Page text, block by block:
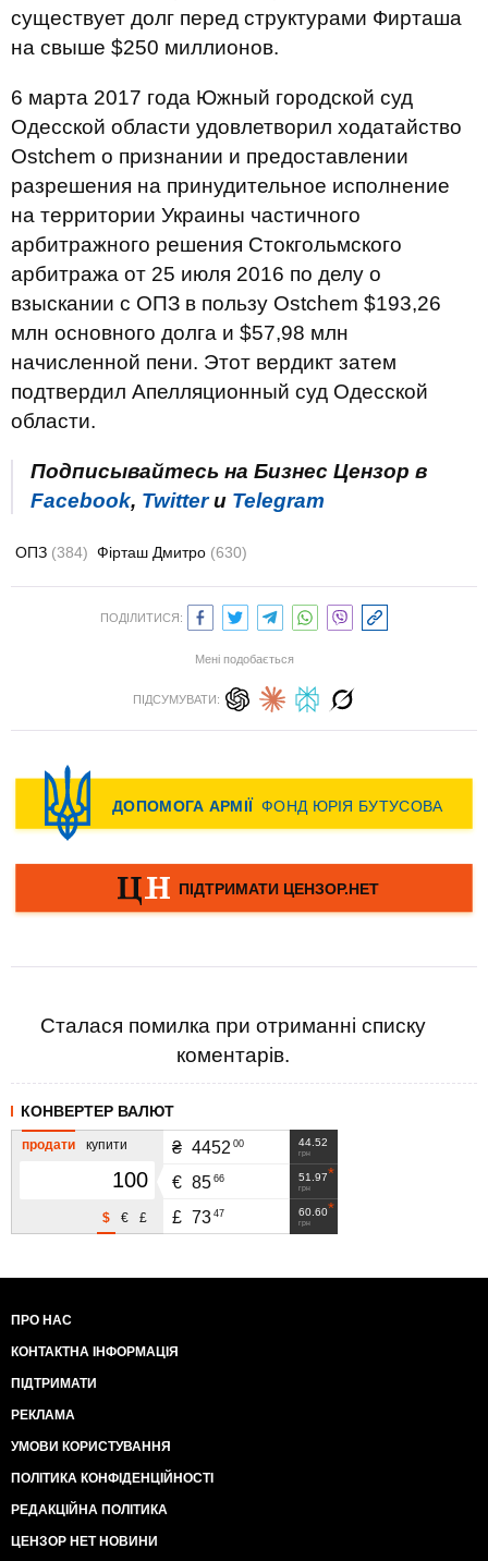
существует долг перед структурами Фирташа
на свыше $250 миллионов.
6 марта 2017 года Южный городской суд
Одесской области удовлетворил ходатайство
Ostchem о признании и предоставлении
разрешения на принудительное исполнение
на территории Украины частичного
арбитражного решения Стокгольмского
арбитража от 25 июля 2016 по делу о
взыскании с ОПЗ в пользу Ostchem $193,26
млн основного долга и $57,98 млн
начисленной пени. Этот вердикт затем
подтвердил Апелляционный суд Одесской
области.
Подписывайтесь на Бизнес Цензор в
Facebook, Twitterи Telegram
ОПЗ (384) Фірташ Дмитро (630)
ПОДІЛИТИСЯ:
Мені подобається
ПІДСУМУВАТИ:
Сталася помилка при отриманні списку
коментарів.
КОНВЕРТЕР ВАЛЮТ
продати купити
£
€
$
44.52
грн
₴ 4452 00
51.97
грн
€ 85 66
60.60
грн
£ 73 47
ПРО НАС
КОНТАКТНА ІНФОРМАЦІЯ
ПІДТРИМАТИ
РЕКЛАМА
УМОВИ КОРИСТУВАННЯ
ПОЛІТИКА КОНФІДЕНЦІЙНОСТІ
РЕДАКЦІЙНА ПОЛІТИКА
ЦЕНЗОР НЕТ НОВИНИ